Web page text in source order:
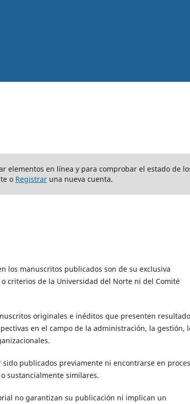
elementos en línea y para comprobar el estado de
o Registrar una nueva cuenta.
los manuscritos publicados son de su exclusiva
criterios de la Universidad del Norte ni del Comité
originales e inéditos que presenten
en el campo de la administración, la gestión,
publicados previamente ni encontrarse en
sustancialmente similares.
no garantizan su publicación ni implican un